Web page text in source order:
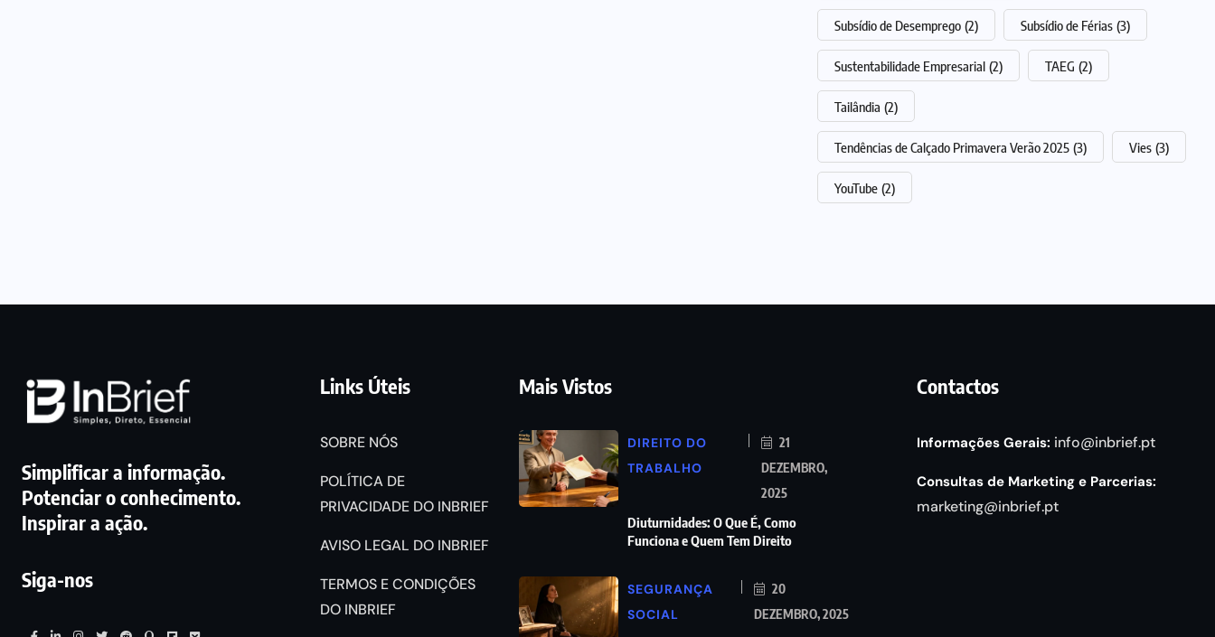
Subsídio de Desemprego (2) Subsídio de Férias (3)
Sustentabilidade Empresarial (2) TAEG (2)
Tailândia (2)
Tendências de Calçado Primavera Verão 2025 (3) Vies (3)
YouTube (2)
Simplificar a informação.
Potenciar o conhecimento.
Inspirar a ação.
Siga-nos
Links Úteis
SOBRE NÓS
POLÍTICA DE
PRIVACIDADE DO INBRIEF
AVISO LEGAL DO INBRIEF
TERMOS E CONDIÇÕES
DO INBRIEF
Mais Vistos
DIREITO DO
TRABALHO
21
DEZEMBRO,
2025
Diuturnidades: O Que É, Como
Funciona e Quem Tem Direito
SEGURANÇA
SOCIAL
20
DEZEMBRO, 2025
Contactos
Informações Gerais: info@inbrief.pt
Consultas de Marketing e Parcerias:
marketing@inbrief.pt